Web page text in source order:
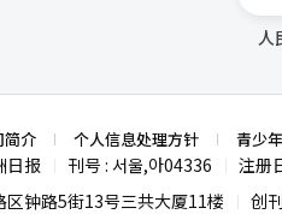
人
简介 个人信息处理方针 青少
日报 刊号 : 서울,아04336 注册
区钟路5街13号三共大厦11楼
创